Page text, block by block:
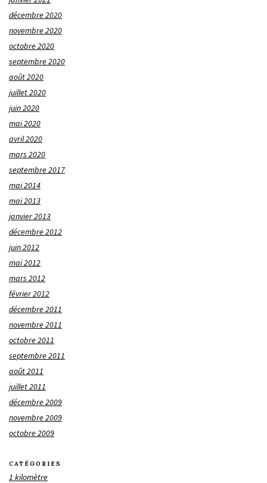
décembre 2020
novembre 2020
octobre 2020
septembre 2020
août 2020
juillet 2020
juin 2020
mai 2020
avril 2020
mars 2020
septembre 2017
mai 2014
mai 2013
janvier 2013
décembre 2012
juin 2012
mai 2012
mars 2012
février 2012
décembre 2011
novembre 2011
octobre 2011
septembre 2011
août 2011
juillet 2011
décembre 2009
novembre 2009
octobre 2009
CATÉGORIES
1 kilomètre